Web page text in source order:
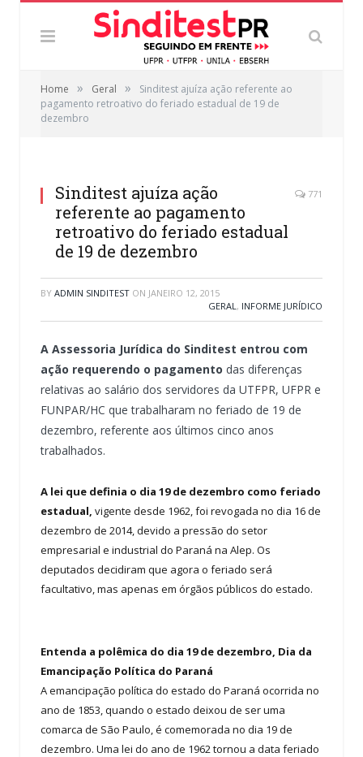
Home » Geral »
Sinditest ajuíza ação referente ao
pagamento retroativo do feriado estadual de 19 de
dezembro
Sinditest ajuíza ação
referente ao pagamento
retroativo do feriado estadual
de 19 de dezembro
771
BY ADMIN SINDITEST ON JANEIRO 12, 2015
GERAL , INFORME JURÍDICO
A Assessoria Jurídica do Sinditest entrou com
ação requerendo o pagamento das diferenças
relativas ao salário dos servidores da UTFPR, UFPR e
FUNPAR/HC que trabalharam no feriado de 19 de
dezembro, referente aos últimos cinco anos
trabalhados.
A lei que definia o dia 19 de dezembro como feriado
estadual, vigente desde 1962, foi revogada no dia 16 de
dezembro de 2014, devido a pressão do setor
empresarial e industrial do Paraná na Alep. Os
deputados decidiram que agora o feriado será
facultativo, mas apenas em órgãos públicos do estado.
Entenda a polêmica do dia 19 de dezembro, Dia da
Emancipação Política do Paraná
A emancipação política do estado do Paraná ocorrida no
ano de 1853, quando o estado deixou de ser uma
comarca de São Paulo, é comemorada no dia 19 de
dezembro. Uma lei do ano de 1962 tornou a data feriado